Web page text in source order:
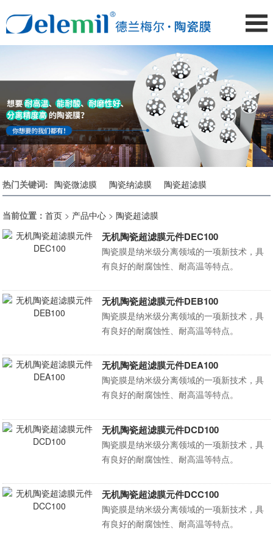
热门关键词: 陶瓷微滤膜 陶瓷纳滤膜 陶瓷超滤膜
当前位置：首页 > 产品中心 >陶瓷超滤膜
无机陶瓷超滤膜元件DEC100
陶瓷膜是纳米级分离领域的一项新技术，具
有良好的耐腐蚀性、耐高温等特点。
无机陶瓷超滤膜元件DEB100
陶瓷膜是纳米级分离领域的一项新技术，具
有良好的耐腐蚀性、耐高温等特点。
无机陶瓷超滤膜元件DEA100
陶瓷膜是纳米级分离领域的一项新技术，具
有良好的耐腐蚀性、耐高温等特点。
无机陶瓷超滤膜元件DCD100
陶瓷膜是纳米级分离领域的一项新技术，具
有良好的耐腐蚀性、耐高温等特点。
无机陶瓷超滤膜元件DCC100
陶瓷膜是纳米级分离领域的一项新技术，具
有良好的耐腐蚀性、耐高温等特点。